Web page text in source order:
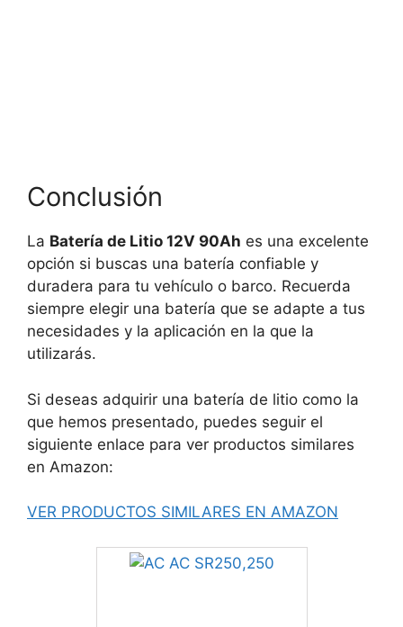
Conclusión
La Batería de Litio 12V 90Ah es una excelente
opción si buscas una batería confiable y
duradera para tu vehículo o barco. Recuerda
siempre elegir una batería que se adapte a tus
necesidades y la aplicación en la que la
utilizarás.
Si deseas adquirir una batería de litio como la
que hemos presentado, puedes seguir el
siguiente enlace para ver productos similares
en Amazon:
VER PRODUCTOS SIMILARES EN AMAZON